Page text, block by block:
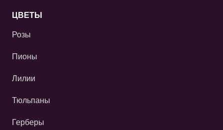
ЦВЕТЫ
Розы
Пионы
Лилии
Тюльпаны
Герберы